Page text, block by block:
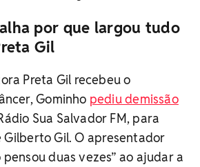
por que largou tudo
Gil
Preta Gil recebeu o
Gominho pediu demissão
Sua Salvador FM, para
Gil. O apresentador
duas vezes” ao ajudar a